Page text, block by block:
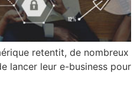
retentit, de nombreux
lancer leur e-business pour